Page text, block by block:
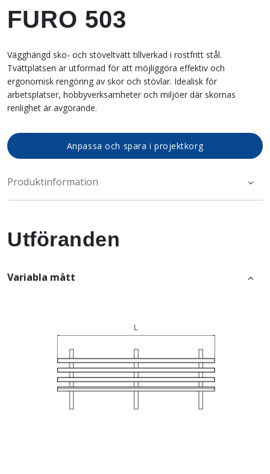
FURO 503
Vägghängd sko- och stöveltvätt tillverkad i rostfritt stål.
Tvättplatsen är utformad för att möjliggöra effektiv och
ergonomisk rengöring av skor och stövlar. Idealisk för
arbetsplatser, hobbyverksamheter och miljöer där skornas
renlighet är avgörande.
Anpassa och spara i projektkorg
Produktinformation
Utföranden
Variabla mått